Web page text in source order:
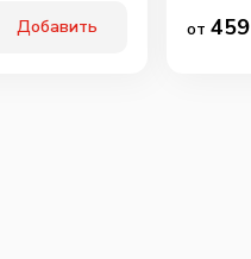
Добавить от 459